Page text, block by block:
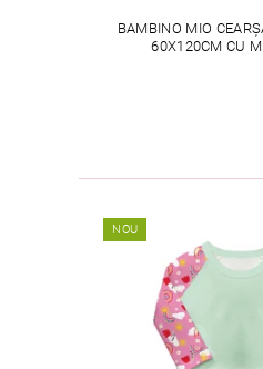
BAMBINO MIO
60X120CM CU
NOU